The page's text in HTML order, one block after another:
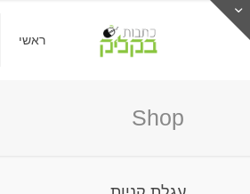
ראשי
Shop